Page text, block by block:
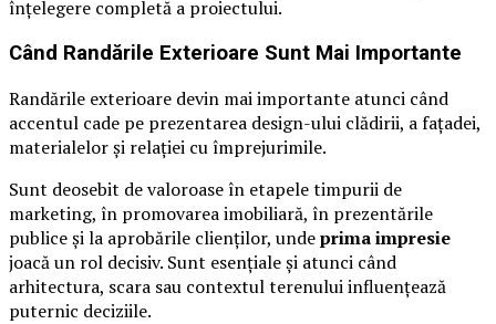
înțelegere completă a proiectului.
Când Randările Exterioare Sunt Mai Importante
Randările exterioare devin mai importante atunci când
accentul cade pe prezentarea design-ului clădirii, a fațadei,
materialelor și relației cu împrejurimile.
Sunt deosebit de valoroase în etapele timpurii de
marketing, în promovarea imobiliară, în prezentările
publice și la aprobările clienților, undeprima impresie
joacă un rol decisiv. Sunt esențiale și atunci când
arhitectura, scara sau contextul terenului influențează
puternic deciziile.